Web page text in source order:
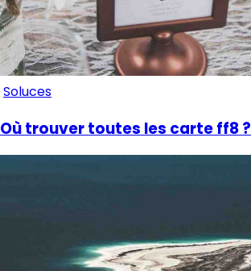
Soluces
Où trouver toutes les carte ff8 ?